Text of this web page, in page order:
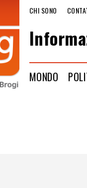
CHI SONO
MONDO